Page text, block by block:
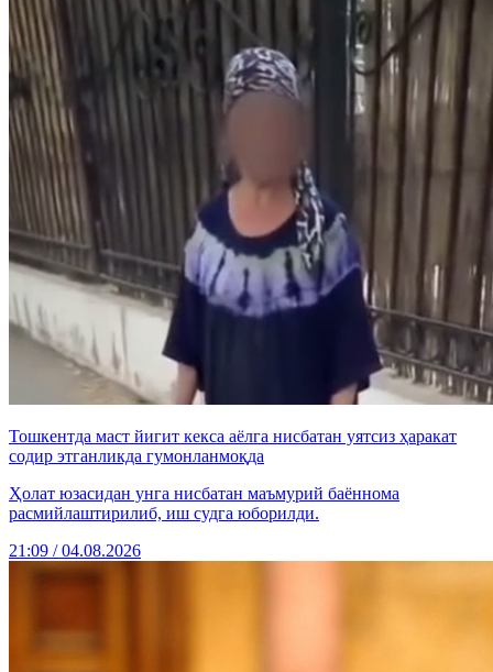
Тошкентда маст йигит кекса аёлга нисбатан уятсиз ҳаракат
содир этганликда гумонланмоқда
Ҳолат юзасидан унга нисбатан маъмурий баённома
расмийлаштирилиб, иш судга юборилди.
21:09 / 04.08.2026